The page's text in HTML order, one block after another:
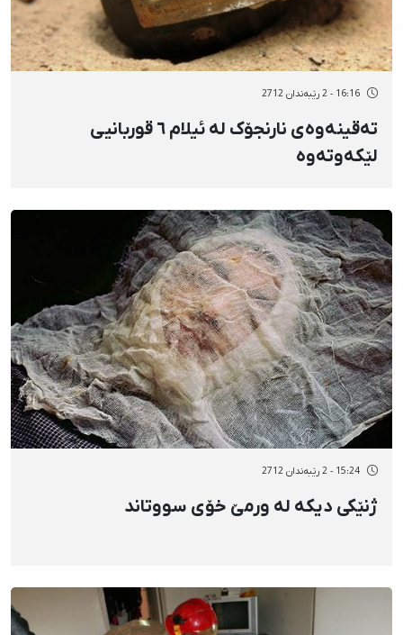
16:16 - 2 رێبەندان 2712
تەقینەوەی نارنجۆک لە ئیلام ٦ قوربانیی
لێکەوتەوە
15:24 - 2 رێبەندان 2712
ژنێکی دیکە لە ورمێ خۆی سووتاند